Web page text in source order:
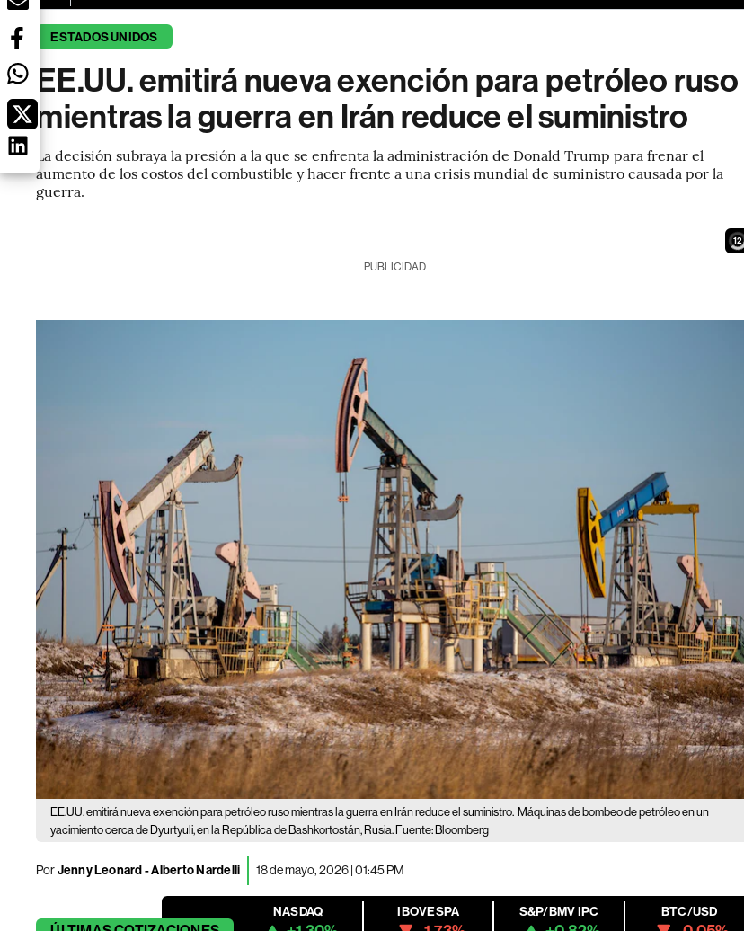
ESTADOS UNIDOS
EE.UU. emitirá nueva exención para petróleo ruso
mientras la guerra en Irán reduce el suministro
La decisión subraya la presión a la que se enfrenta la administración de Donald Trump para frenar el
aumento de los costos del combustible y hacer frente a una crisis mundial de suministro causada por la
guerra.
10
PUBLICIDAD
EE.UU. emitirá nueva exención para petróleo ruso mientras la guerra en Irán reduce el suministro. Máquinas de bombeo de petróleo en un
yacimiento cerca de Dyurtyuli, en la República de Bashkortostán, Rusia. Fuente: Bloomberg
PorJenny Leonard - Alberto Nardelli 18 de mayo, 2026 | 01:45 PM
NASDAQ IBOVESPA S&P/BMV IPC BTC/USD